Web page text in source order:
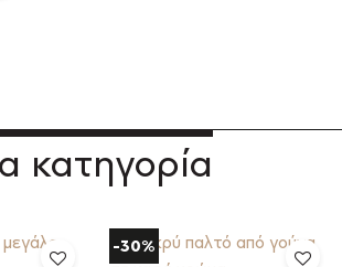
κατηγορία
-30%